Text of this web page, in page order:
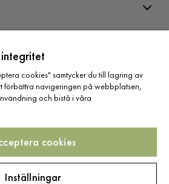
oss
cookies" samtycker du till lagring av
förbättra navigeringen på webbplatsen,
och bistå i våra
cookies
Inställningar